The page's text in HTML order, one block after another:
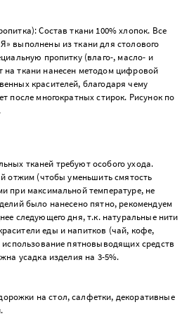
Состав ткани 100% хлопок. Все
выполнены из ткани для столового
пропитку (влаго-, масло- и
ткани нанесен методом цифровой
красителей, благодаря чему
после многократных стирок. Рисунок по
тканей требуют особого ухода.
отжим (чтобы уменьшить смятость
при максимальной температуре, не
было нанесено пятно, рекомендуем
следующего дня, т.к. натуральные нити
еды и напитков (чай, кофе,
пятновыводящих средств
усадка изделия на 3-5%.
на стол, салфетки, декоративные